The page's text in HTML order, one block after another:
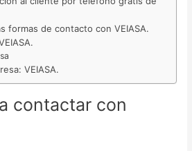
formas de contacto con VEIASA.
VEIASA.
contactar con